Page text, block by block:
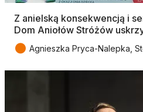
Z anielską konsekwencją i
Dom Aniołów Stróżów
● Agnieszka Pryca-Nalepka,